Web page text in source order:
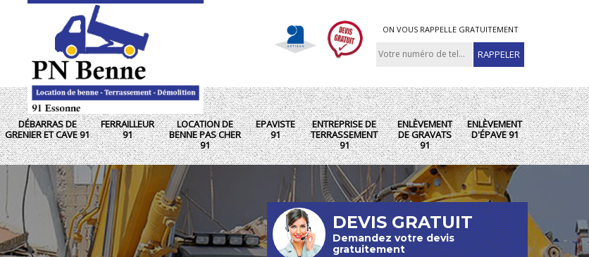
ON VOUS RAPPELLE GRATUITEMENT
DÉBARRAS DE
GRENIER ET CAVE 91
FERRAILLEUR
91
LOCATION DE
BENNE PAS CHER
91
EPAVISTE
91
ENTREPRISE DE
TERRASSEMENT
91
ENLÈVEMENT
DE GRAVATS
91
ENLÈVEMENT
D'ÉPAVE 91
DEVIS GRATUIT
Demandez votre devis
gratuitement